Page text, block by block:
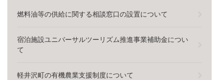
燃料油等の供給に関する相談窓口の設置について
宿泊施設ユニバーサルツーリズム推進事業補助金につい
て
軽井沢町の有機農業支援制度について